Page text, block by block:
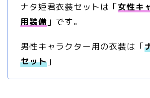
ナタ姫君衣装セットは「女性キ
用装備 」です。
男性キャラクター用の衣装は「
セット」